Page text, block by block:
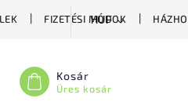
FIZETÉSI MÓDOK
HUF
Kosár
Üres kosár